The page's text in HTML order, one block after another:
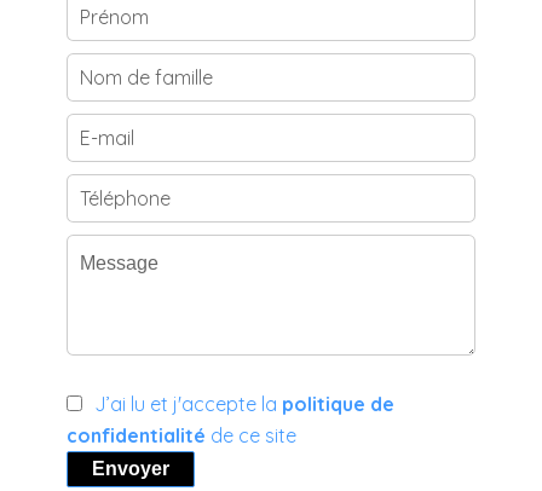
J’ai lu et j'accepte la politique de
confidentialité de ce site
Envoyer